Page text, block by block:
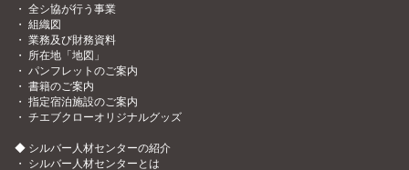
・全シ協が行う事業
・組織図
・業務及び財務資料
・ 所在地「地図」
・ パンフレットのご案内
・書籍のご案内
・指定宿泊施設のご案内
・チエブクローオリジナルグッズ
◆ シルバー人材センターの紹介
・ シルバー人材センターとは